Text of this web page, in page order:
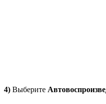
4) Выберите